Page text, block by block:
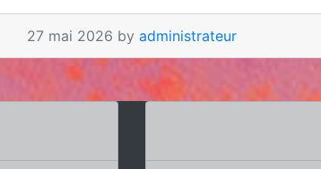
27 mai 2026 by administrateur